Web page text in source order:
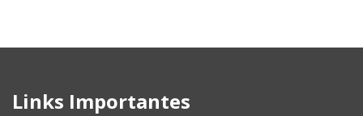
Links Importantes